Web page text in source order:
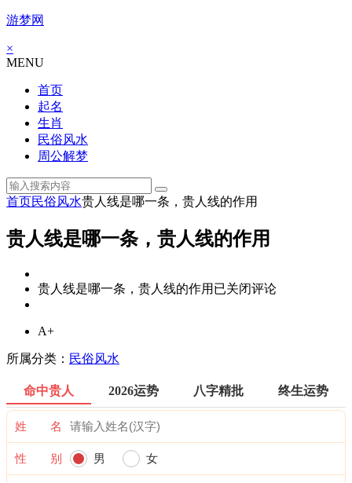
游梦网
×
MENU
首页
起名
生肖
民俗风水
周公解梦
首页民俗风水贵人线是哪一条，贵人线的作用
贵人线是哪一条，贵人线的作用
贵人线是哪一条，贵人线的作用 已关闭评论
A+
所属分类： 民俗风水
命中贵人 2026运势 八字精批 终生运势
姓 名
性 别 男 女